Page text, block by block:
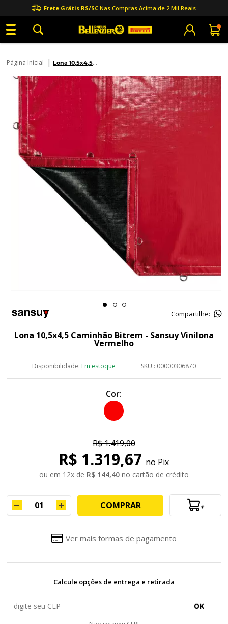
Frete Grátis RS/SC Nas Compras Acima de 2 Mil Reais
Página Inicial | Lona 10,5x4,5
Sa
...
Compartilhe:
Lona 10,5x4,5 Caminhão Bitrem - Sansuy Vinilona
Vermelho
Disponibilidade: Em estoque SKU.: 00000306870
Cor
R$ 1.419,00
ou em 12xde R$ 144,40no cartão de crédito
R$ 1.319,67 no Pix
COMPRAR +
Ver mais formas de pagamento
Calcule opções de entrega e retirada
OK